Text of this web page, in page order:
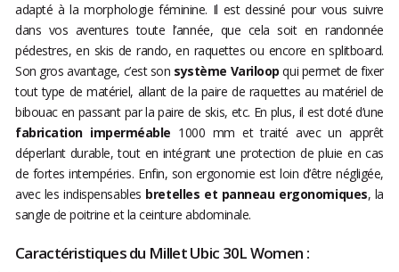
adapté à la morphologie féminine. Il est dessiné pour vous suivre
dans vos aventures toute l’année, que cela soit en randonnée
pédestres, en skis de rando, en raquettes ou encore en splitboard.
Son gros avantage, c’est son système Variloop qui permet de fixer
tout type de matériel, allant de la paire de raquettes au matériel de
bibouac en passant par la paire de skis, etc. En plus, il est doté d’une
fabrication imperméable 1000 mm et traité avec un apprêt
déperlant durable, tout en intégrant une protection de pluie en cas
de fortes intempéries. Enfin, son ergonomie est loin d’être négligée,
avec les indispensables bretelles et panneau ergonomiques, la
sangle de poitrine et la ceinture abdominale.
Caractéristiques du Millet Ubic 30L Women :